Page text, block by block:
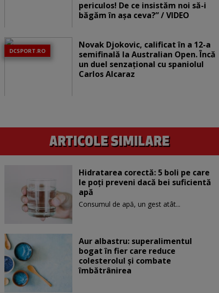
periculos! De ce insistăm noi să-i
băgăm în așa ceva?” / VIDEO
DCSPORT.RO
Novak Djokovic, calificat în a 12-a
semifinală la Australian Open. Încă
un duel senzațional cu spaniolul
Carlos Alcaraz
Hidratarea corectă: 5 boli pe care
le poți preveni dacă bei suficientă
apă
Consumul de apă, un gest atât...
Aur albastru: superalimentul
bogat în fier care reduce
colesterolul și combate
îmbătrânirea